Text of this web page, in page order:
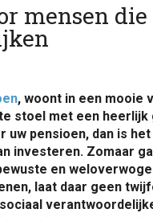
mensen
, woont in een mooie
stoel met een heerlijk
uw pensioen, dan is het
investeren. Zomaar
en
laat daar geen